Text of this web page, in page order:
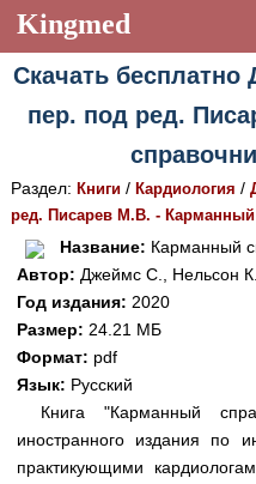
Kingmed
Учебный материал
Видеогалерея 899
Истории болезней 1268
Лекции и презентации 2474
Аккредитационные тесты
Методические
Научно-популярное
Статьи
Восстановить пароль
Регистрация
Скачать
пер. под ред.
Раздел: Книги/ Кардиология /
ред. Писарев М.В. - Карманный
Название: Карманный
Автор: Джеймс С., Нельсон
Год издания: 2020
Размер: 24.21 МБ
Формат: pdf
Язык: Русский
Книга "Карманный
иностранного издания по
практикующими